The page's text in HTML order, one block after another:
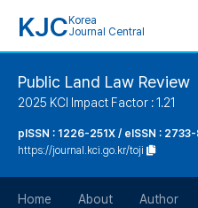
KJC Korea
Journal Central
Public Land Law Review
2025 KCI Impact Factor : 1.21
pISSN : 1226-251X / eISSN : 2733-
https://journal.kci.go.kr/toji
Home About Author